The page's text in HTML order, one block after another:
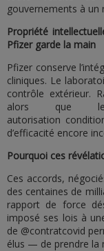
gouvernements à un
Propriété
Pfizer garde la main
Pfizer conserve
cliniques. Le
contrôle extérieur.
alors que les
autorisation
d’efficacité encore
Pourquoi ces
Ces accords,
des centaines de
rapport de force
imposé ses lois à
de @contratcovid
élus — de prendre la